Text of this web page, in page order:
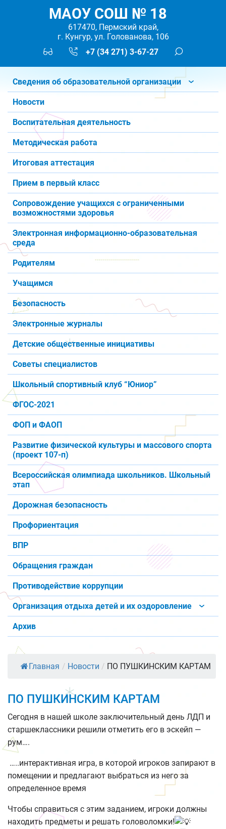
МАОУ СОШ № 18
617470, Пермский край,
г. Кунгур, ул. Голованова, 106
+7 (34 271) 3-67-27
Сведения об образовательной организации
Новости
Воспитательная деятельность
Методическая работа
Итоговая аттестация
Прием в первый класс
Сопровождение учащихся с ограниченными
возможностями здоровья
Электронная информационно-образовательная
среда
Родителям
Учащимся
Безопасность
Электронные журналы
Детские общественные инициативы
Советы специалистов
Школьный спортивный клуб “Юниор”
ФГОС-2021
ФОП и ФАОП
Развитие физической культуры и массового спорта
(проект 107-п)
Всероссийская олимпиада школьников. Школьный
этап
Дорожная безопасность
Профориентация
ВПР
Обращения граждан
Противодействие коррупции
Организация отдыха детей и их оздоровление
Архив
Главная / Новости / ПО ПУШКИНСКИМ КАРТАМ
ПО ПУШКИНСКИМ КАРТАМ
Сегодня в нашей школе заключительный день ЛДП и
старшеклассники решили отметить его в эскейп —
рум….
…..интерактивная игра, в которой игроков запирают в
помещении и предлагают выбраться из него за
определенное время
Чтобы справиться с этим заданием, игроки должны
находить предметы и решать головоломки!